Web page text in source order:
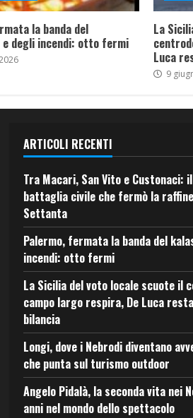
la banda del
e degli incendi: otto fermi
La
Luca
9
ARTICOLI RECENTI
Tra Macari, San Vito e Custonaci:
battaglia civile che fermò la
Settanta
Palermo, fermata la banda del
incendi: otto fermi
La Sicilia del voto locale scuote il
campo largo respira, De Luca
bilancia
Longi, dove i Nebrodi diventano
che punta sul turismo outdoor
Angelo Pidalà, la seconda vita nei
anni nel mondo dello spettacolo